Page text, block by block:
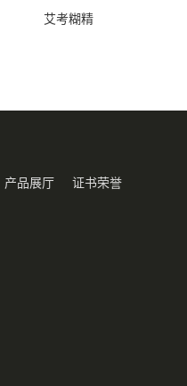
艾考糊精
产品展厅 证书荣誉